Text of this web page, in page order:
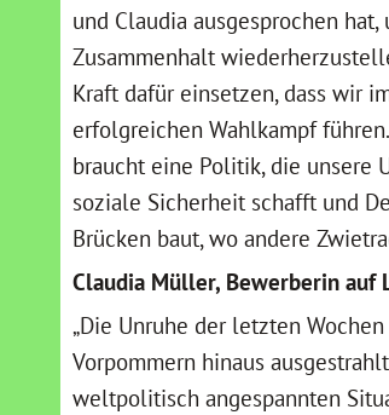
und Claudia ausgesprochen
Zusammenhalt
Kraft dafür einsetzen, dass wir
erfolgreichen Wahlkampf
braucht eine Politik, die unsere
soziale Sicherheit schafft und
Brücken baut, wo andere
Claudia Müller, Bewerberin auf
„Die Unruhe der letzten
Vorpommern hinaus
weltpolitisch angespannten